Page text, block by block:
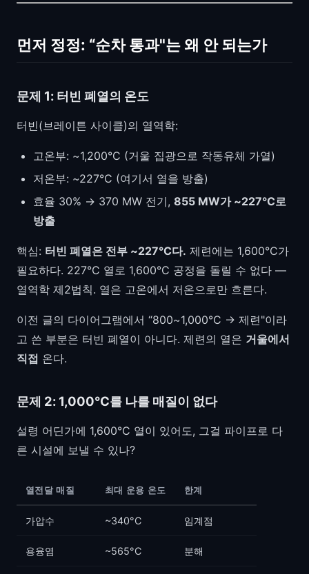
먼저 정정: “순차 통과"는 왜 안 되는가
문제 1: 터빈 폐열의 온도
터빈(브레이튼 사이클)의 열역학:
고온부: ~1,200°C (거울 집광으로 작동유체 가열)
저온부: ~227°C (여기서 열을 방출)
효율 30% → 370 MW 전기, 855 MW가 ~227°C로
방출
핵심: 터빈 폐열은 전부 ~227°C다. 제련에는 1,600°C가
필요하다. 227°C 열로 1,600°C 공정을 돌릴 수 없다 —
열역학 제2법칙. 열은 고온에서 저온으로만 흐른다.
이전 글의 다이어그램에서 “800~1,000°C → 제련"이라
고 쓴 부분은 터빈 폐열이 아니다. 제련의 열은 거울에서
직접 온다.
문제 2: 1,000°C를 나를 매질이 없다
설령 어딘가에 1,600°C 열이 있어도, 그걸 파이프로 다
른 시설에 보낼 수 있나?
열전달 매질 최대 운용 온도 한계
가압수 ~340°C 임계점
용융염 ~565°C 분해